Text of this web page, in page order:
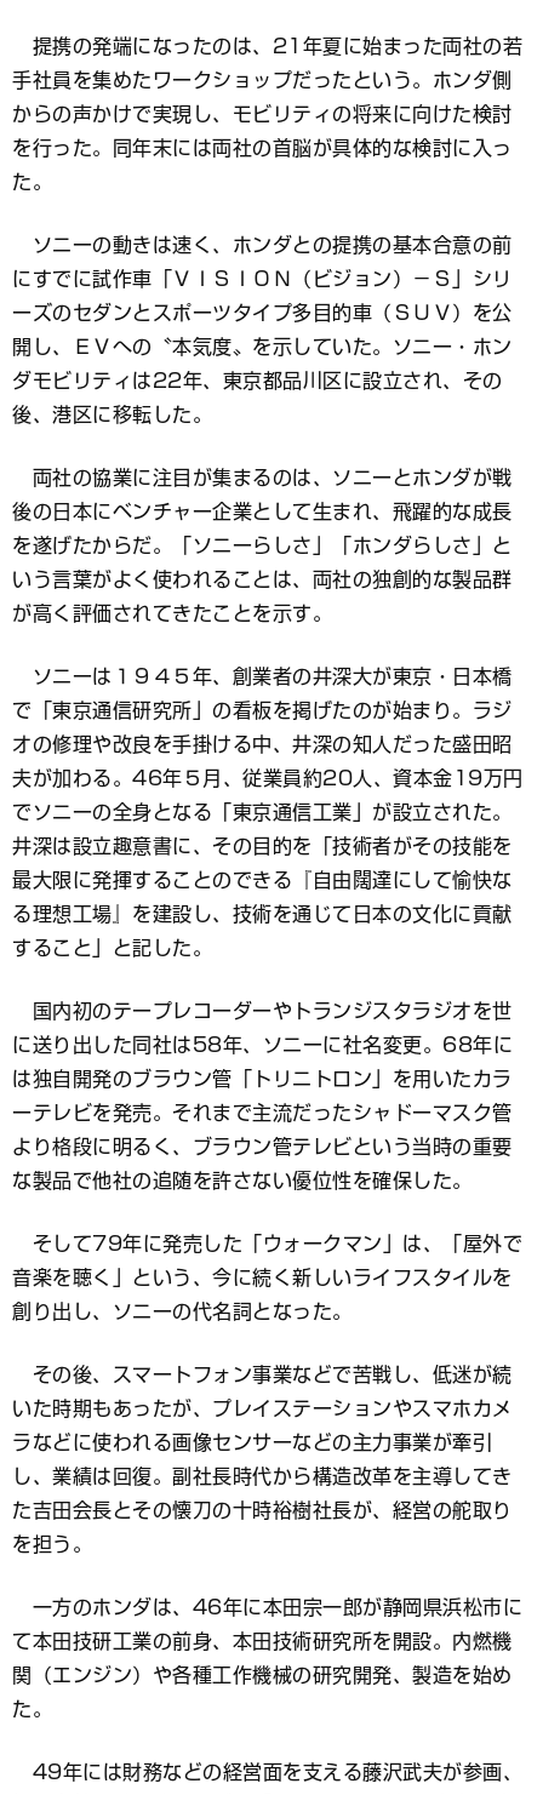
提携の発端になったのは、21年夏に始まった両社の若
手社員を集めたワークショップだったという。ホンダ側
からの声かけで実現し、モビリティの将来に向けた検討
を行った。同年末には両社の首脳が具体的な検討に入っ
た。
ソニーの動きは速く、ホンダとの提携の基本合意の前
にすでに試作車「ＶＩＳＩＯＮ（ビジョン）－Ｓ」シリ
ーズのセダンとスポーツタイプ多目的車（ＳＵＶ）を公
開し、ＥＶへの〝本気度〟を示していた。ソニー・ホン
ダモビリティは22年、東京都品川区に設立され、その
後、港区に移転した。
両社の協業に注目が集まるのは、ソニーとホンダが戦
後の日本にベンチャー企業として生まれ、飛躍的な成長
を遂げたからだ。「ソニーらしさ」「ホンダらしさ」と
いう言葉がよく使われることは、両社の独創的な製品群
が高く評価されてきたことを示す。
ソニーは１９４５年、創業者の井深大が東京・日本橋
で「東京通信研究所」の看板を掲げたのが始まり。ラジ
オの修理や改良を手掛ける中、井深の知人だった盛田昭
夫が加わる。46年５月、従業員約20人、資本金19万円
でソニーの全身となる「東京通信工業」が設立された。
井深は設立趣意書に、その目的を「技術者がその技能を
最大限に発揮することのできる『自由闊達にして愉快な
る理想工場』を建設し、技術を通じて日本の文化に貢献
すること」と記した。
国内初のテープレコーダーやトランジスタラジオを世
に送り出した同社は58年、ソニーに社名変更。68年に
は独自開発のブラウン管「トリニトロン」を用いたカラ
ーテレビを発売。それまで主流だったシャドーマスク管
より格段に明るく、ブラウン管テレビという当時の重要
な製品で他社の追随を許さない優位性を確保した。
そして79年に発売した「ウォークマン」は、「屋外で
音楽を聴く」という、今に続く新しいライフスタイルを
創り出し、ソニーの代名詞となった。
その後、スマートフォン事業などで苦戦し、低迷が続
いた時期もあったが、プレイステーションやスマホカメ
ラなどに使われる画像センサーなどの主力事業が牽引
し、業績は回復。副社長時代から構造改革を主導してき
た吉田会長とその懐刀の十時裕樹社長が、経営の舵取り
を担う。
一方のホンダは、46年に本田宗一郎が静岡県浜松市に
て本田技研工業の前身、本田技術研究所を開設。内燃機
関（エンジン）や各種工作機械の研究開発、製造を始め
た。
49年には財務などの経営面を支える藤沢武夫が参画、